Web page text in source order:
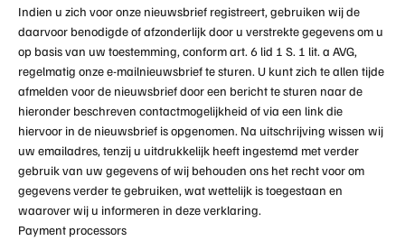
Indien u zich voor onze nieuwsbrief registreert, gebruiken wij de
daarvoor benodigde of afzonderlijk door u verstrekte gegevens om u
op basis van uw toestemming, conform art. 6 lid 1 S. 1 lit. a AVG,
regelmatig onze e-mailnieuwsbrief te sturen. U kunt zich te allen tijde
afmelden voor de nieuwsbrief door een bericht te sturen naar de
hieronder beschreven contactmogelijkheid of via een link die
hiervoor in de nieuwsbrief is opgenomen. Na uitschrijving wissen wij
uw emailadres, tenzij u uitdrukkelijk heeft ingestemd met verder
gebruik van uw gegevens of wij behouden ons het recht voor om
gegevens verder te gebruiken, wat wettelijk is toegestaan en
waarover wij u informeren in deze verklaring.
Payment processors